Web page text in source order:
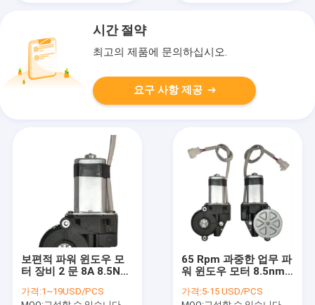
시간 절약
최고의 제품에 문의하십시오.
요구 사항 제공
보편적 파워 윈도우 모
터 장비 2 문 8A 8.5Nm
다
가격:1~19USD/PCS
65 Rpm 과중한 업무 파
워 윈도우 모터 8.5nm
터
가격:5-15 USD/PCS